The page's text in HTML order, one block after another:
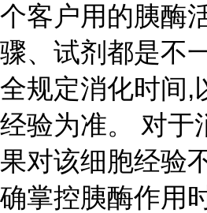
个客户用的胰酶
骤、试剂都是不
全规定消化时间,
经验为准。 对于
果对该细胞经验
确掌控胰酶作用